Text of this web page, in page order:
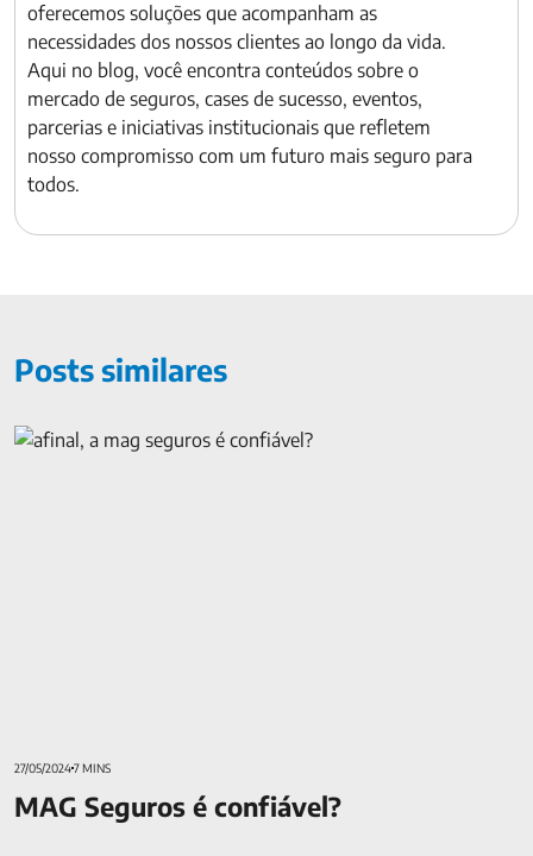
oferecemos soluções que acompanham as
necessidades dos nossos clientes ao longo da vida.
Aqui no blog, você encontra conteúdos sobre o
mercado de seguros, cases de sucesso, eventos,
parcerias e iniciativas institucionais que refletem
nosso compromisso com um futuro mais seguro para
todos.
Posts similares
MAG Seguros é confiável?
27/05/20247 MINS
MAG Seguros é confiável?